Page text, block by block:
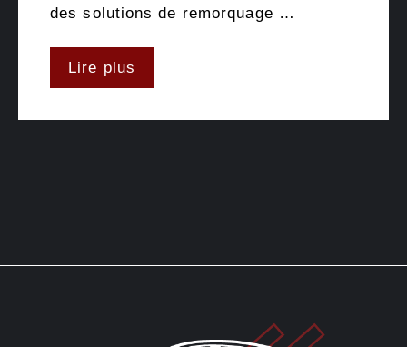
des solutions de remorquage …
Lire plus